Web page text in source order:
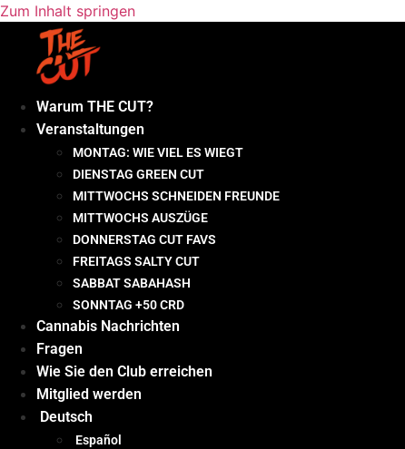
Zum Inhalt springen
Warum THE CUT?
Veranstaltungen
MONTAG: WIE VIEL ES WIEGT
DIENSTAG GREEN CUT
MITTWOCHS SCHNEIDEN FREUNDE
MITTWOCHS AUSZÜGE
DONNERSTAG CUT FAVS
FREITAGS SALTY CUT
SABBAT SABAHASH
SONNTAG +50 CRD
Cannabis Nachrichten
Fragen
Wie Sie den Club erreichen
Mitglied werden
Deutsch
Español